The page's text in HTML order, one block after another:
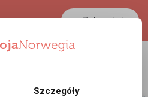
Zaloguj się
0.3891 PLN
Szczegóły